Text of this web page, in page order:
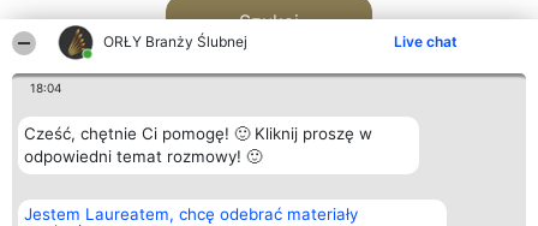
ORŁY Branży Ślubnej Live chat
18:04
Cześć, chętnie Ci pomogę! 🙂 Kliknij proszę w
odpowiedni temat rozmowy! 🙂
Jestem Laureatem, chcę odebrać materiały
Szukaj
Organizator plebiscytu
Bright Side Solutions sp. z o.
Plebiscyt
Laureaci
Kontakt
Kontakt